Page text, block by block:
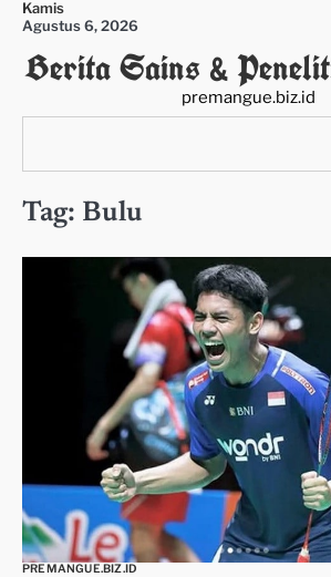
Skip
content
Kamis
Agustus 6, 2026
Berita Sains &
premangue.biz.id
Tag: Bulu
PREMANGUE.BIZ.ID